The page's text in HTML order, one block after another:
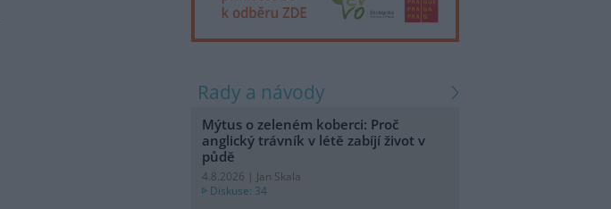
rady a návody
Mýtus o zeleném koberci: Proč
anglický trávník v létě zabíjí život v
půdě
4.8.2026 | Jan Skala
Diskuse: 34